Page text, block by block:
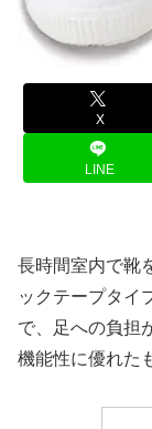
X
LINE
長時間室内で靴
ックテープタイ
で、足への負担
機能性に優れた